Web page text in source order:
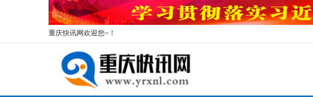
重庆快讯网欢迎您~！